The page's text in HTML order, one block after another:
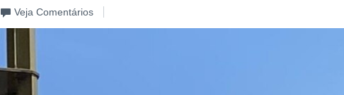
Veja Comentários